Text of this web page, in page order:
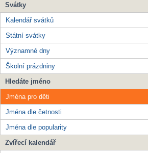
Svátky
Kalendář svátků
Státní svátky
Významné dny
Školní prázdniny
Hledáte jméno
Jména pro děti
Jména dle četnosti
Jména dle popularity
Zvířecí kalendář